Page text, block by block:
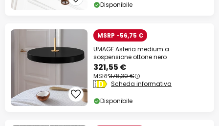
Disponibile
MSRP -56,75 €
UMAGE Asteria medium a
sospensione ottone nero
321,55 €
MSRP378,30 €
Scheda informativa
Disponibile